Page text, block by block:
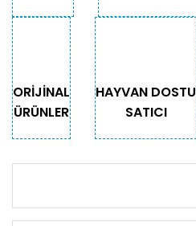
ORİJİNAL
ÜRÜNLER
HAYVAN DOSTU
SATICI